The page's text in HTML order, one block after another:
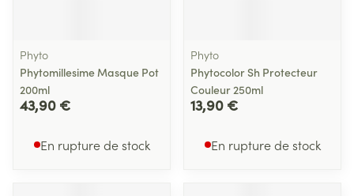
Phyto
Phytomillesime Masque Pot
200ml
43,90 €
En rupture de stock
Phyto
Phytocolor Sh Protecteur
Couleur 250ml
13,90 €
En rupture de stock